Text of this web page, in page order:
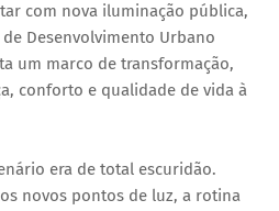
com nova iluminação pública,
Desenvolvimento Urbano
um marco de transformação,
conforto e qualidade de vida à
era de total escuridão.
novos pontos de luz, a rotina